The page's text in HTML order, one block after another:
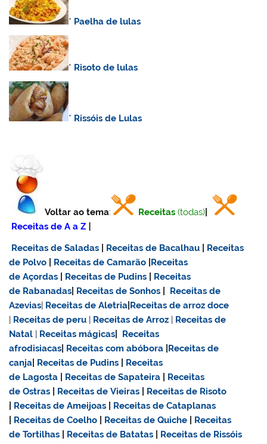
* Paelha de lulas
* Risoto de lulas
* Rissóis de Lulas
Voltar ao tema: Receitas (todas)
Receitas de A a Z
Receitas de Saladas
Receitas de Bacalhau
Receitas
de Polvo
Receitas de Camarão Receitas
de Açordas
Receitas de Pudins
Receitas
de Rabanadas Receitas de Sonhos
Receitas de
Azevias| Receitas de Aletria Receitas dearroz doce
| Receitas de peru | Receitas de Arroz | Receitas de
Natal | Receitas mágicas
Receitas
afrodisiacas Receitas com abóbora Receitas de
canja Receitas de Pudins
Receitas
de Lagosta
Receitas de Sapateira
Receitas
de Ostras
Receitas de Vieiras
Receitas de Risoto
Receitas de Ameijoas
Receitas de Cataplanas
Receitas de Coelho Receitas de Quiche
Receitas
de Tortilhas
Receitas de Batatas
Receitas de Rissóis